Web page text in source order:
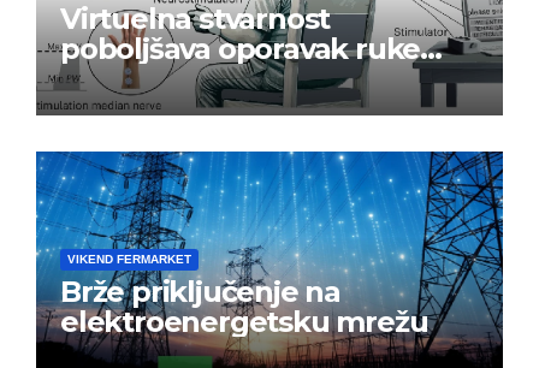
Virtuelna stvarnost
poboljšava oporavak ruke
nakon moždanog udara
VIKEND FERMARKET
Brže priključenje na
elektroenergetsku mrežu